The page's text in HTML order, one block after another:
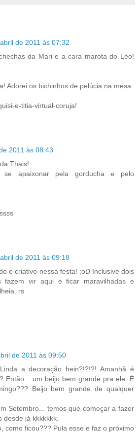
de 2011 às 07:32
da Mari e a cara marota do Léo!
Adorei os bichinhos de pelúcia na mesa.
e-titia-virtual-coruja!
2011 às 08:43
Thais!
se apaixonar pela gorducha e pelo
de 2011 às 09:18
e criativo nessa festa! ;oD Inclusive dois
fazem vir aqui e ficar maravilhadas e
rs
de 2011 às 09:50
a decoração hein?!?!?! Amanhã é
Então... um beijo bem grande pra ele. É
Beijo bem grande de qualquer
Setembro... temos que começar a fazer
desde já kkkkkkk.
como ficou??? Pula esse e faz o próximo